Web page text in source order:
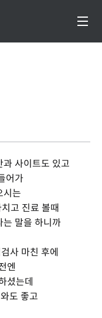
사이트도 있고
어가
시는
고 진료 볼때
는 말을 하니까
사 마친 후에
엔
셨는데
도 좋고